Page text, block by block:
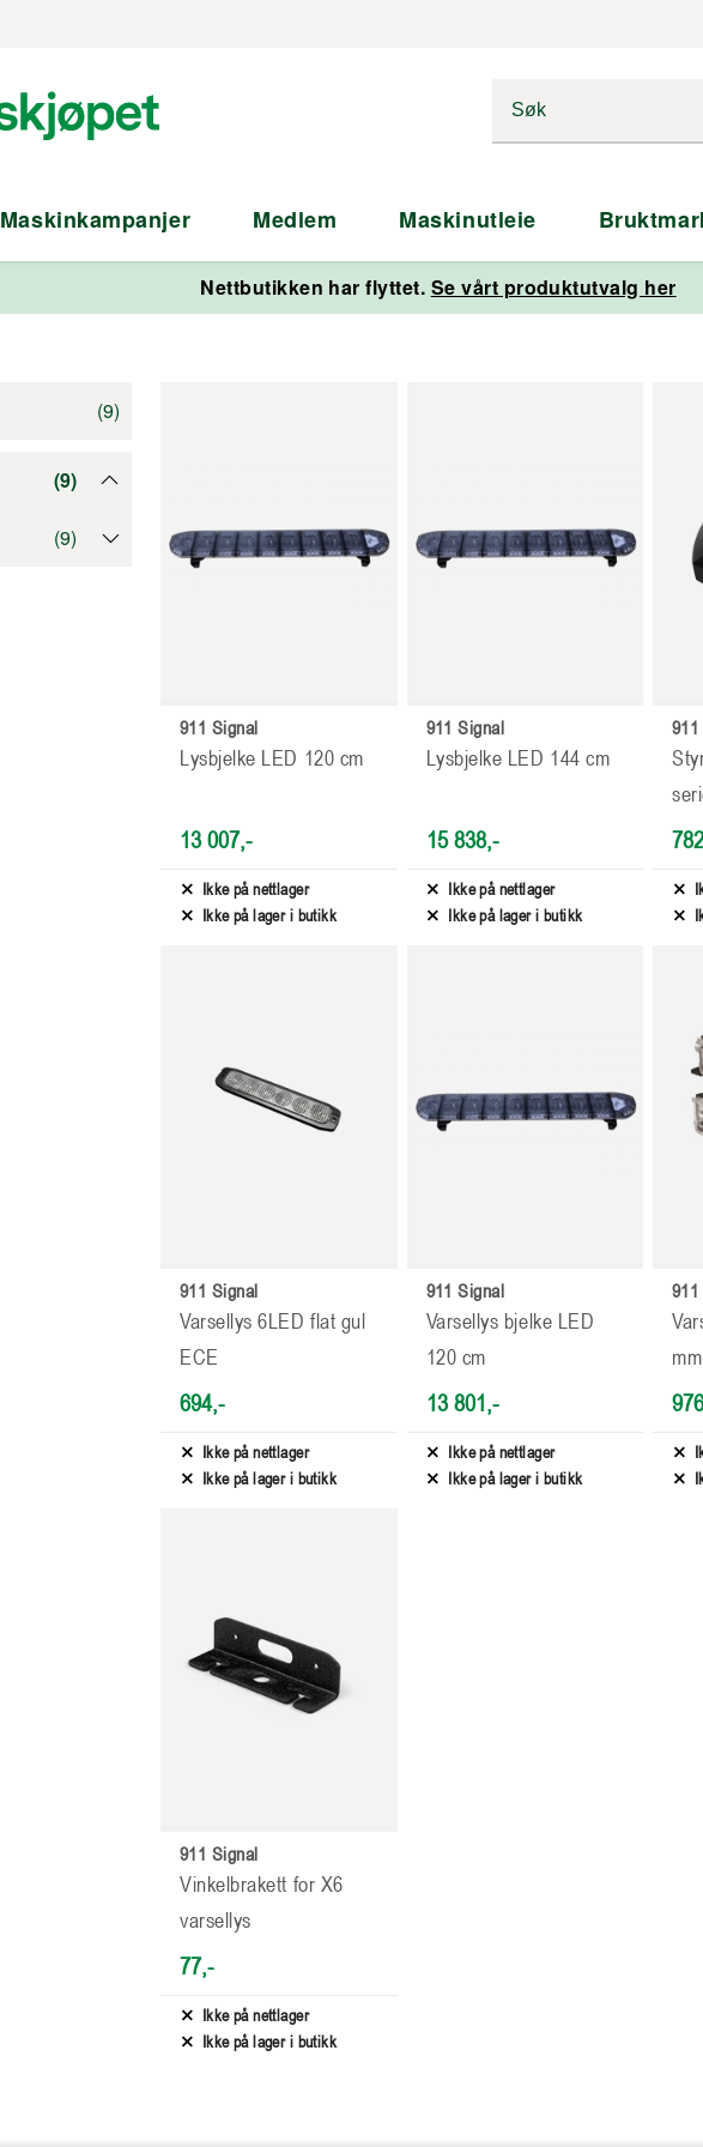
Maskinkampanjer Medlem Maskinutleie
Nettbutikken har flyttet. Se vårt produktutvalg her
(9)
(9)
(9)
911 Signal
Lysbjelke LED 120 cm
13 007,-
Ikke på nettlager
Ikke på lager i butikk
911 Signal
Lysbjelke LED 144 cm
15 838,-
Ikke på nettlager
Ikke på lager i butikk
911 Signal
Varsellys 6LED flat gul
ECE
694,-
Ikke på nettlager
Ikke på lager i butikk
911 Signal
Varsellys bjelke LED
120 cm
13 801,-
Ikke på nettlager
Ikke på lager i butikk
mm
911 Signal
Vinkelbrakett for X6
varsellys
77,-
Ikke på nettlager
Ikke på lager i butikk